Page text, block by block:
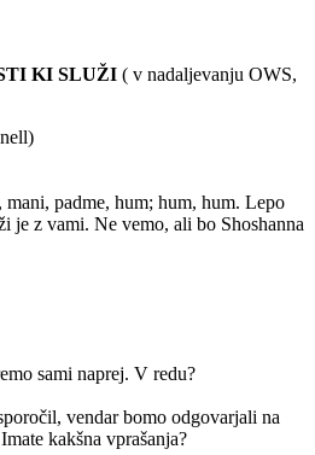
KI SLUŽI ( v nadaljevanju OWS,
padme, hum; hum, hum. Lepo
je z vami. Ne vemo, ali bo Shoshanna
sami naprej. V redu?
vendar bomo odgovarjali na
kakšna vprašanja?